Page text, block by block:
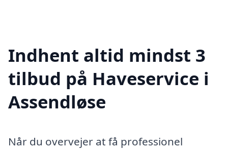
Indhent altid mindst 3
tilbud på Haveservice i
Assendløse
Når du overvejer at få professionel